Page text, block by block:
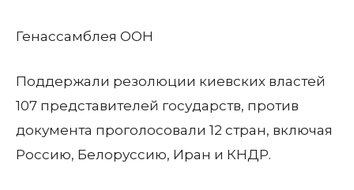
Генассамблея ООН
Поддержали резолюции киевских властей
107 представителей государств, против
документа проголосовали 12 стран, включая
Россию, Белоруссию, Иран и КНДР.